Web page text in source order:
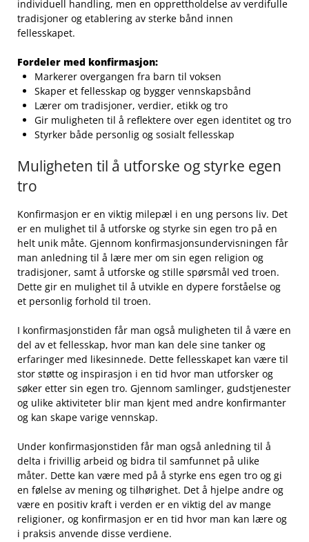
individuell handling, men en opprettholdelse av ⁤verdifulle
tradisjoner og etablering av sterke bånd innen
fellesskapet.
Fordeler med konfirmasjon:
Markerer‌ overgangen fra barn til voksen
Skaper et fellesskap og⁤ bygger vennskapsbånd
Lærer om tradisjoner, verdier, etikk og tro
Gir muligheten ‍til å reflektere over egen ​identitet og tro
Styrker både ⁣personlig og⁤ sosialt fellesskap
Muligheten til å​ utforske og⁢ styrke egen
tro
Konfirmasjon er en⁤ viktig milepæl i en ung persons⁢ liv. Det
er ​en mulighet til å utforske og styrke‍ sin egen tro på en
helt ⁤unik ​måte. Gjennom konfirmasjonsundervisningen får
man anledning til å lære mer ‍om sin egen religion og
tradisjoner, samt å utforske og‌ stille spørsmål ved troen.
Dette gir en mulighet til å utvikle ‌en dypere forståelse‍ og
et⁢ personlig forhold til troen.
I ‌konfirmasjonstiden får man også muligheten til å være en
⁢del av et fellesskap, hvor man kan dele sine​ tanker og
⁤erfaringer ⁣med ‍likesinnede. Dette fellesskapet kan​ være til
stor støtte⁣ og‍ inspirasjon i en tid hvor man utforsker og
søker etter sin egen tro. Gjennom⁤ samlinger, gudstjenester​
og ulike aktiviteter blir man kjent med⁤ andre konfirmanter
og kan skape varige vennskap.
Under konfirmasjonstiden får man også anledning​ til å ​
delta i frivillig arbeid og bidra til samfunnet⁤ på ulike
måter. Dette kan være med på å styrke ens⁢ egen tro og gi
en ⁣følelse av ⁤mening og tilhørighet. Det‌ å hjelpe ⁢andre og
være en positiv kraft i verden⁢ er en viktig del av mange
⁢religioner, og konfirmasjon er ⁢en tid ⁣hvor man kan lære og
i praksis anvende disse verdiene.